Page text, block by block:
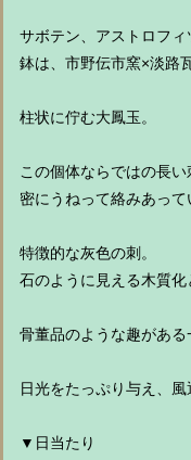
サボテン、アストロフィ
鉢は、市野伝市窯×淡路
柱状に佇む大鳳玉。
この個体ならではの長い
密にうねって絡みあって
特徴的な灰色の刺。
石のように見える木質化
骨董品のような趣がある
日光をたっぷり与え、風
▼日当たり